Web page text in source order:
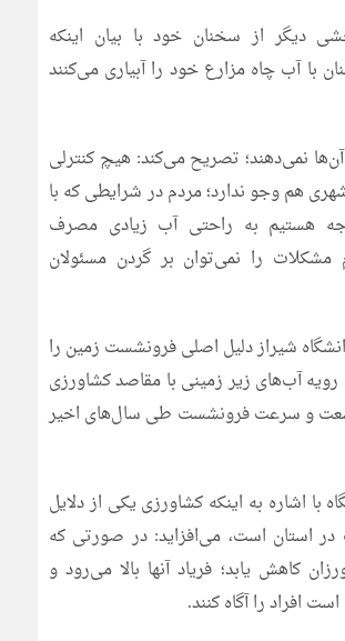
دیگر از سخنان خود با بیان اینکه
با آب چاه مزارع خود را آبیاری می‌کنند
نمی‌دهند؛ تصریح می‌کند: هیچ کنترلی
هم وجو ندارد؛ مردم در شرایطی که با
هستیم به راحتی آب زیادی مصرف
مشکلات را نمی‌توان بر گردن مسئولان
شیراز دلیل اصلی فرونشست زمین را
آب‌های زیر زمینی با مقاصد کشاورزی
و سرعت فرونشست طی سال‌های اخیر
با اشاره به اینکه کشاورزی یکی از دلایل
استان است، می‌افزاید: در صورتی که
کاهش یابد؛ فریاد آنها بالا می‌رود و
افراد را آگاه کنند.